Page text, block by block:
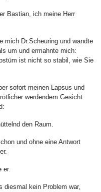
Bastian, ich meine Herr
mich Dr.Scheuring und wandte
um und ermahnte mich:
ist nicht so stabil, wie Sie
sofort meinen Lapsus und
werdendem Gesicht.
den Raum.
und ohne eine Antwort
er.
diesmal kein Problem war,